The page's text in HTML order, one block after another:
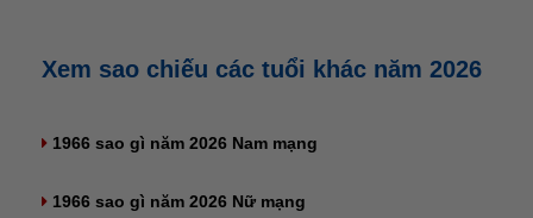
Xem sao chiếu các tuổi khác năm 2026
1966 sao gì năm 2026 Nam mạng
1966 sao gì năm 2026 Nữ mạng